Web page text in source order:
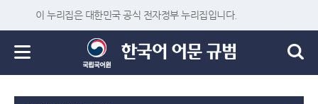
이 누리집은 대한민국 공식 전자정부 누리집입니다.